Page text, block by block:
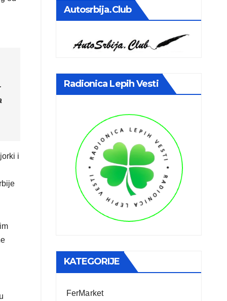
i
Autosrbija.club
Radionica Lepih Vesti
KATEGORIJE
FerMarket